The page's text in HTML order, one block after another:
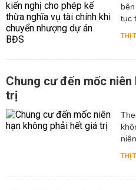
tục
THỊ
Chung cư đến mốc
trị
THỊ